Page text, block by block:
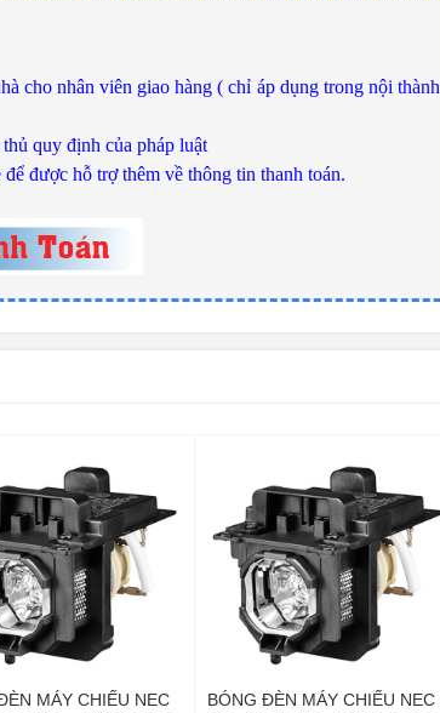
cho nhân viên giao hàng ( chỉ áp dụng trong nội thành
quy định của pháp luật
được hỗ trợ thêm về thông tin thanh toán.
MÁY CHIẾU NEC
BÓNG ĐÈN MÁY CHIẾU NEC